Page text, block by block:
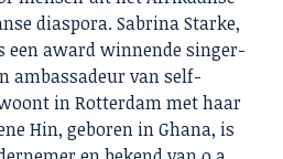
diaspora. Sabrina Starke,
een award winnende singer-
ambassadeur van self-
in Rotterdam met haar
Hin, geboren in Ghana, is